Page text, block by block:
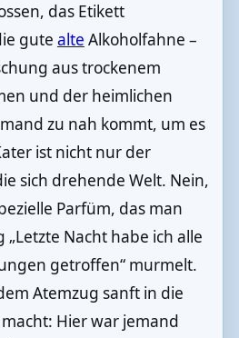
das Etikett
gute alte Alkoholfahne –
aus trockenem
und der heimlichen
zu nah kommt, um es
ist nicht nur der
sich drehende Welt. Nein,
Parfüm, das man
Nacht habe ich alle
getroffen“ murmelt.
Atemzug sanft in die
Hier war jemand